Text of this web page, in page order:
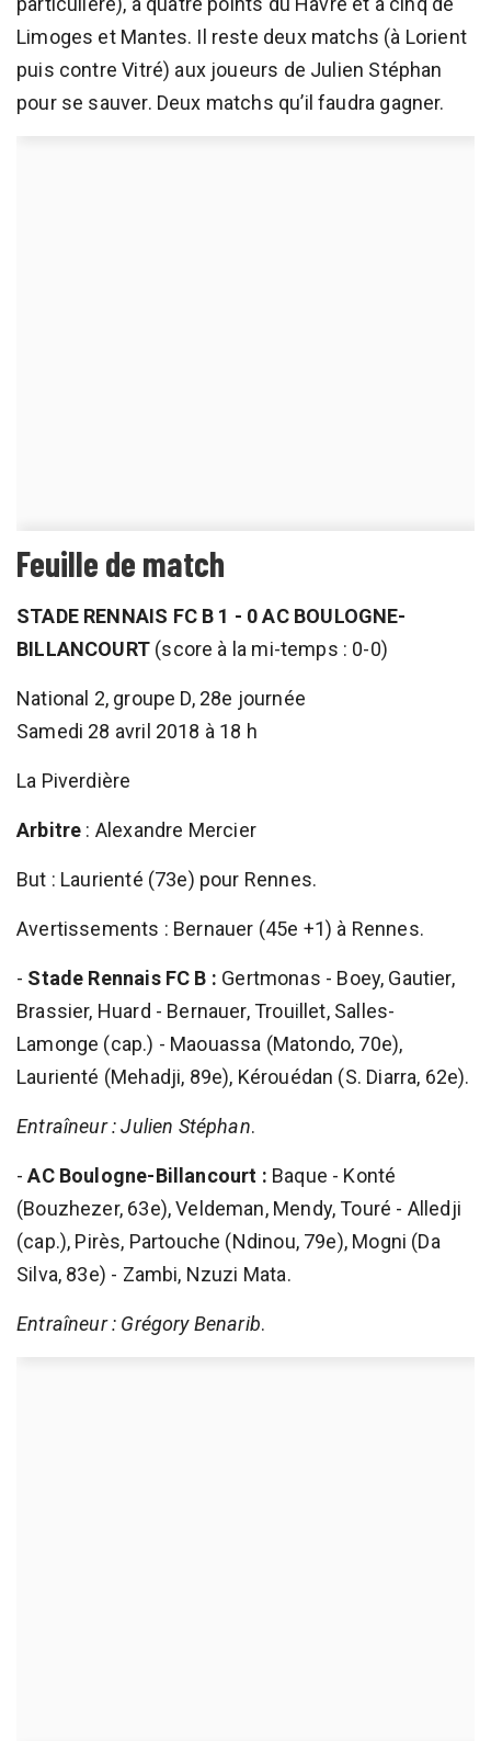
Limoges et Mantes. Il reste deux matchs (à Lorient
puis contre Vitré) aux joueurs de Julien Stéphan
pour se sauver. Deux matchs qu’il faudra gagner.
Feuille de match
STADE RENNAIS FC B 1 - 0 AC BOULOGNE-
BILLANCOURT(score à la mi-temps : 0-0)
National 2, groupe D, 28e journée
Samedi 28 avril 2018 à 18 h
La Piverdière
Arbitre : Alexandre Mercier
But : Laurienté (73e) pour Rennes.
Avertissements : Bernauer (45e +1) à Rennes.
- Stade Rennais FC B : Gertmonas - Boey, Gautier,
Brassier, Huard - Bernauer, Trouillet, Salles-
Lamonge (cap.) - Maouassa (Matondo, 70e),
Laurienté (Mehadji, 89e), Kérouédan (S. Diarra, 62e).
Entraîneur : Julien Stéphan.
-AC Boulogne-Billancourt : Baque - Konté
(Bouzhezer, 63e), Veldeman, Mendy, Touré - Alledji
(cap.), Pirès, Partouche (Ndinou, 79e), Mogni (Da
Silva, 83e) - Zambi, Nzuzi Mata.
Entraîneur : Grégory Benarib.